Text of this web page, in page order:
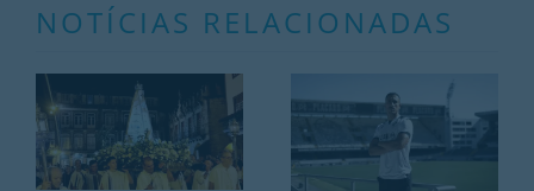
NOTÍCIAS RELACIONADAS